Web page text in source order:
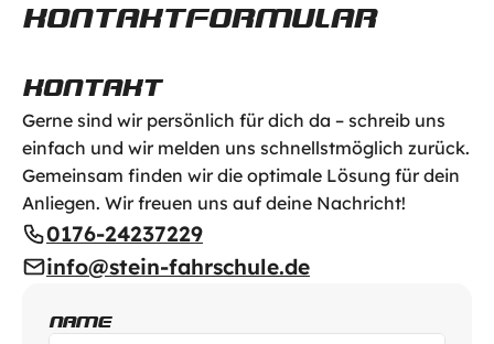
KONTAKTFORMULAR
KONTAKT
Gerne sind wir persönlich für dich da – schreib uns
einfach und wir melden uns schnellstmöglich zurück.
Gemeinsam finden wir die optimale Lösung für dein
Anliegen. Wir freuen uns auf deine Nachricht!
0176-24237229
info@stein-fahrschule.de
NAME